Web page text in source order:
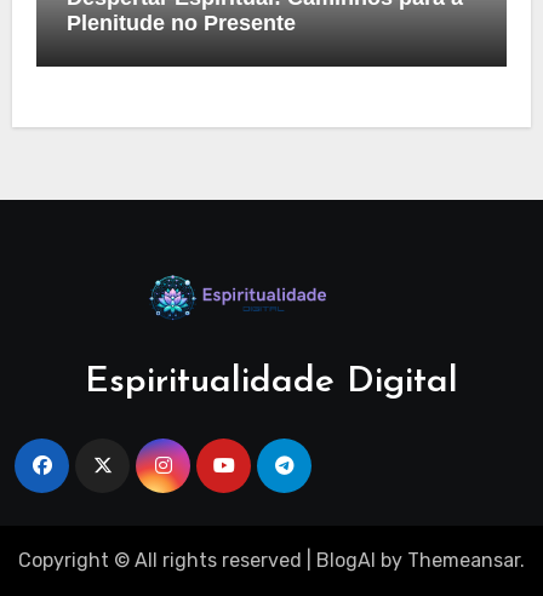
Plenitude no Presente
Espiritualidade Digital
Copyright © All rights reserved BlogAI by Themeansar.